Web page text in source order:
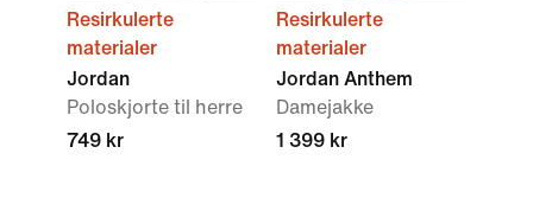
Resirkulerte
materialer
Jordan
Poloskjorte til herre
749 kr
Resirkulerte
materialer
Jordan Anthem
Damejakke
1 399 kr